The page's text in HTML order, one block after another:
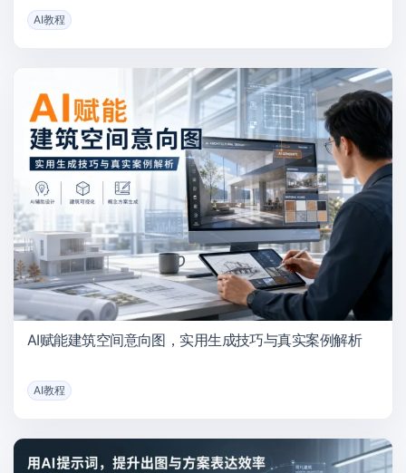
AI教程
AI赋能建筑空间意向图，实用生成技巧与真实案例解析
AI教程